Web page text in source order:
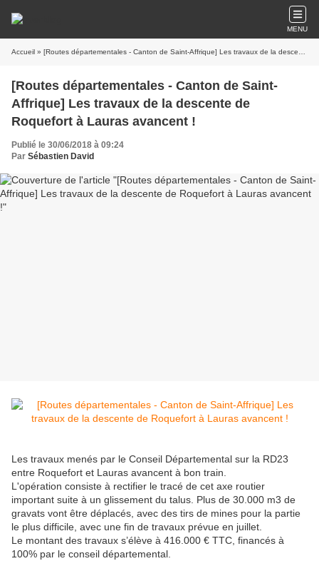
MENU
Accueil » [Routes départementales - Canton de Saint-Affrique] Les travaux de la descente de Roquefort à Lauras avancent !
[Routes départementales - Canton de Saint-
Affrique] Les travaux de la descente de
Roquefort à Lauras avancent !
Publié le 30/06/2018 à 09:24
Par Sébastien David
Les travaux menés par le Conseil Départemental sur la RD23
entre Roquefort et Lauras avancent à bon train.
L'opération consiste à rectifier le tracé de cet axe routier
important suite à un glissement du talus. Plus de 30.000 m3 de
gravats vont être déplacés, avec des tirs de mines pour la partie
le plus difficile, avec une fin de travaux prévue en juillet.
Le montant des travaux s’élève à 416.000 € TTC, financés à
100% par le conseil départemental.